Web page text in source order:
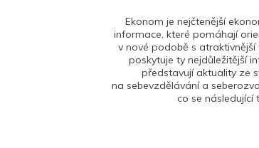
Ekonom je nejčtenější
informace, které pomáhají
v nové podobě s atraktivnější
poskytuje ty nejdůležitější
představují aktuality ze
na sebevzdělávání a
co se následující